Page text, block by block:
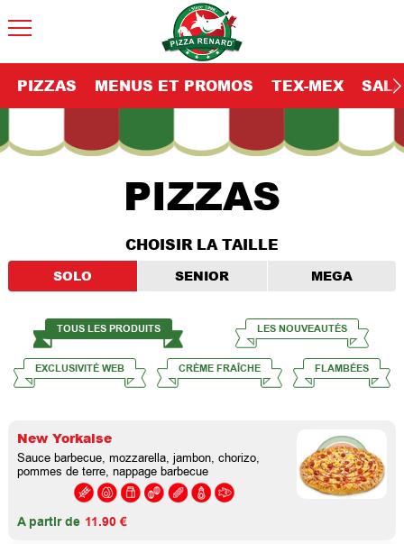
PIZZAS MENUS ET PROMOS TEX-MEX
PIZZAS
CHOISIR LA TAILLE
SOLO SENIOR MEGA
TOUS LES PRODUITS LES NOUVEAUTÉS
EXCLUSIVITÉ WEB CRÈME FRAÎCHE FLAMBÉES
New Yorkaise
Sauce barbecue, mozzarella, jambon, chorizo,
pommes de terre, nappage barbecue
A partir de 11.90 €